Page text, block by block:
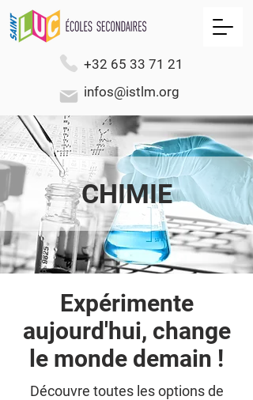
+32 65 33 71 21
infos@istlm.org
CHIMIE
Expérimente
aujourd'hui, change
le monde demain !
Découvre toutes les options de